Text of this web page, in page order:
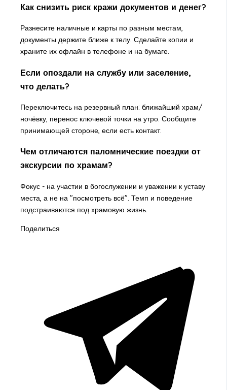
Как снизить риск кражи документов и денег?
Разнесите наличные и карты по разным местам,
документы держите ближе к телу. Сделайте копии и
храните их офлайн в телефоне и на бумаге.
Если опоздали на службу или заселение,
что делать?
Переключитесь на резервный план: ближайший храм/
ночёвку, перенос ключевой точки на утро. Сообщите
принимающей стороне, если есть контакт.
Чем отличаются паломнические поездки от
экскурсии по храмам?
Фокус - на участии в богослужении и уважении к уставу
места, а не на "посмотреть всё". Темп и поведение
подстраиваются под храмовую жизнь.
Поделиться